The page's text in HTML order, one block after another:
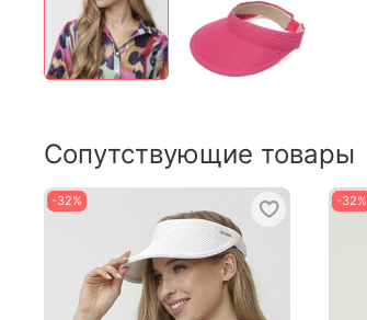
Сопутствующие товары
-32% -32%